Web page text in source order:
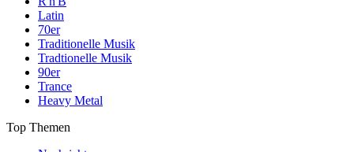
Latin
70er
Traditionelle Musik
Tradtionelle Musik
90er
Trance
Heavy Metal
Top Themen